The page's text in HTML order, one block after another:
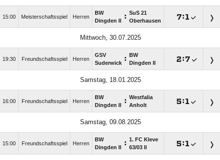
15:00 Meisterschaftsspiel Herren
BW
Dingden II
: SuS 21
Oberhausen
:
Mittwoch, 30.07.2025
19:30 Freundschaftsspiel Herren
GSV
Suderwick :
BW
Dingden II
:
Samstag, 18.01.2025
16:00 Freundschaftsspiel Herren
BW
Dingden II
: Westfalia
Anholt
:
Samstag, 09.08.2025
15:00 Freundschaftsspiel Herren
BW
Dingden II
: 1. FC Kleve
63/​03 II
: